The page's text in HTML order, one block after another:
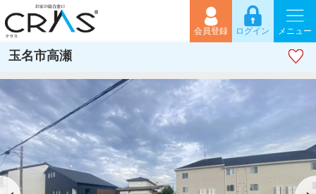
会員登録 ログイン メニュー
玉名市高瀬